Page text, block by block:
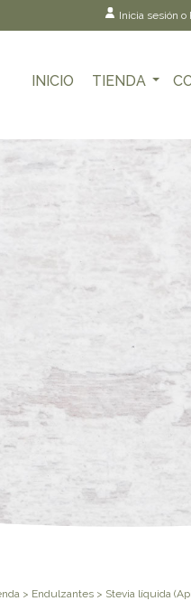
Inicia sesión o
INICIO TIENDA
> Endulzantes> Stevia líquida